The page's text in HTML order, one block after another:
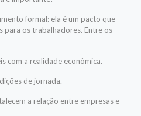
formal: ela é um pacto que
para os trabalhadores. Entre os
com a realidade econômica.
de jornada.
a relação entre empresas e